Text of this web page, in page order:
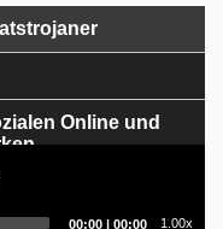
Online und
Current
00:00 | Total
00:00 1.00x